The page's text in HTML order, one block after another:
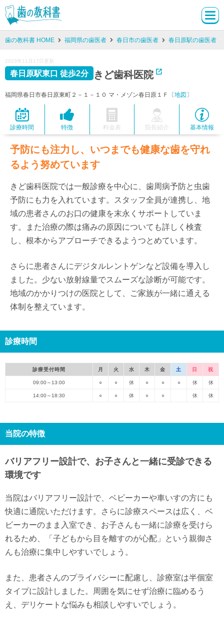
歯の教科書 HOME 福岡県の歯医者 春日市の歯医者 春日原駅の歯医者
2023年11月17日更新
きど歯科医院
春日原駅東口 徒歩2分
福岡県春日市春日原東町２－１－１０ マ・メゾン春日原１Ｆ〔地図 〕
診療時間 特徴 料金表 院長紹介 基本情報
予防にも注力し、いつまでも健康な歯を守れ
るよう努めています
きど歯科医院では一般診療を中心に、歯周病予防と虫歯
予防にも力を入れています。スタッフ全員が連携し、地
域の患者さんのお口の健康を末永くサポートしていま
す。また治療の際は痛みの原因についても詳しく検査
し、根本からアプローチできるようつとめています。
さらに患者さんにデジタルレントゲンなど設備を導入し
ました。少ない放射線量でスムーズな診断が可能です。
地域のかかりつけの医院として、ご家族が一緒に通える
体制を整えています。
診療時間
診療受付時間 月 火 水 木 金 土 日 祝
09:00～13:00 ○ ○ 休 ○ ○ ○ 休 休
14:00～18:30 ○ ○ 休 ○ ○ 休 休
当院の特徴
バリアフリー設計で、お子さんと一緒に受診できる
環境です
当院はバリアフリー設計で、ベビーカーや車いすの方にも
快適に通院いただけます。さらに診療スペースは広く、ベ
ビーカーのまま入室でき、お子さんも一緒に診療を受けら
れるため、「子どもから目を離すのが心配」という親御さ
んも治療に集中しやすいでしょう。
また、患者さんのプライバシーに配慮し、診療室は半個室
タイプに設計しました。周囲を気にせず治療に臨めるう
え、デリケートな悩みも相談しやすいでしょう。